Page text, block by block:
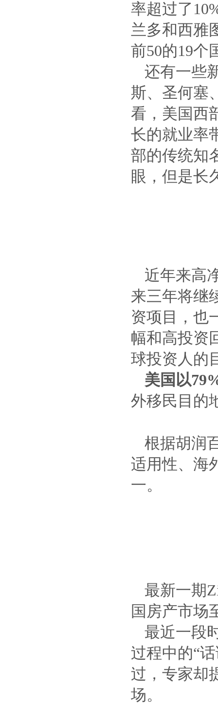
率超过了
兰多和西雅
前50的19个
还有一些
斯、圣何塞
看，美国西
长的就业率
部的传统知
眼，但是长
近年来高
来三年将继
资项目，也
幅和高投资
球投资人的
美国以
外移民目的
根据胡润
适用性、海
一。
最新一期
国房产市场
最近一段
过程中的“
过，专家却
场。